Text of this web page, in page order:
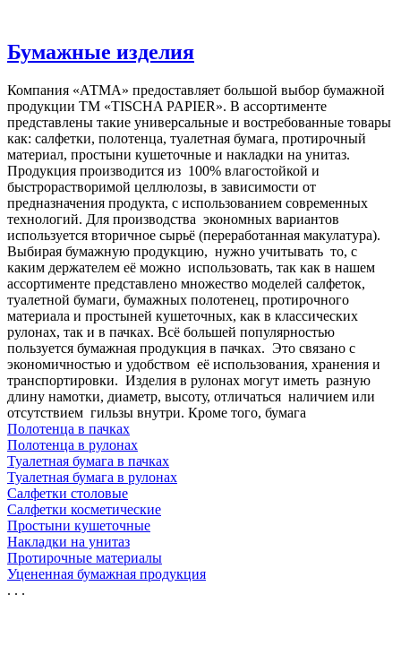
Бумажные изделия
Компания «АТМА» предоставляет большой выбор бумажной
продукции ТМ «TISCHA PAPIER». В ассортименте
представлены такие универсальные и востребованные товары
как: салфетки, полотенца, туалетная бумага, протирочный
материал, простыни кушеточные и накладки на унитаз.
Продукция производится из 100% влагостойкой и
быстрорастворимой целлюлозы, в зависимости от
предназначения продукта, с использованием современных
технологий. Для производства экономных вариантов
используется вторичное сырьё (переработанная макулатура).
Выбирая бумажную продукцию, нужно учитывать то, с
каким держателем её можно использовать, так как в нашем
ассортименте представлено множество моделей салфеток,
туалетной бумаги, бумажных полотенец, протирочного
материала и простыней кушеточных, как в классических
рулонах, так и в пачках. Всё большей популярностью
пользуется бумажная продукция в пачках. Это связано с
экономичностью и удобством её использования, хранения и
транспортировки. Изделия в рулонах могут иметь разную
длину намотки, диаметр, высоту, отличаться наличием или
отсутствием гильзы внутри. Кроме того, бумага
Полотенца в пачках
Полотенца в рулонах
Туалетная бумага в пачках
Туалетная бумага в рулонах
Салфетки столовые
Салфетки косметические
Простыни кушеточные
Накладки на унитаз
Протирочные материалы
Уцененная бумажная продукция
. . .